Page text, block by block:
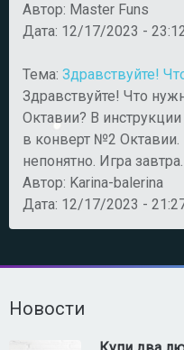
Автор: Master Funs
Дата: 12/17/2023 -
Тема: Здравствуйте!
Здравствуйте! Что
Октавии? В
в конверт №2
непонятно. Игра
Автор: Karina-balerina
Дата: 12/17/2023 -
Новости